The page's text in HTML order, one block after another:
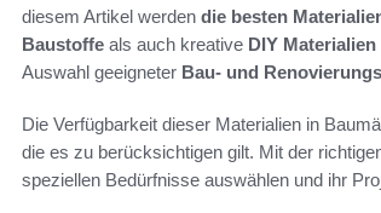
diesem Artikel werden die besten
Baustoffe als auch kreative DIY Materialien
Auswahl geeigneter Bau- und
Die Verfügbarkeit dieser Materialien in
die es zu berücksichtigen gilt. Mit der
speziellen Bedürfnisse auswählen und ihr